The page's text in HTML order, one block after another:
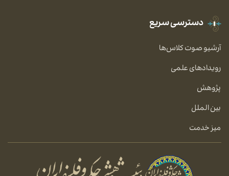
دسترسی سریع
آرشیو صوت کلاس‌ها
رویدادهای علمی
پژوهش
بین الملل
میز خدمت